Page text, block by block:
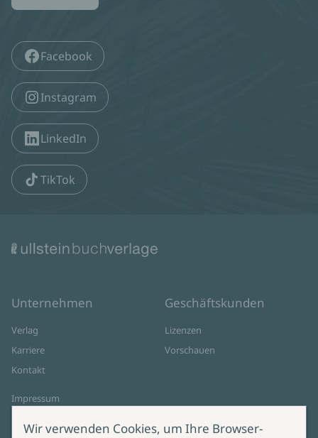
Facebook
Instagram
LinkedIn
TikTok
Unternehmen
Verlag
Karriere
Kontakt
Impressum
Geschäftskunden
Lizenzen
Vorschauen
Wir verwenden Cookies, um Ihre Browser-